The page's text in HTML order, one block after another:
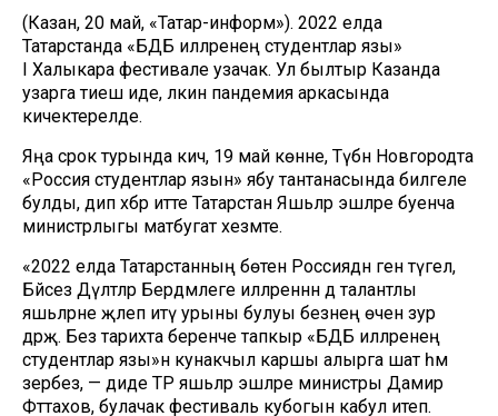
(Казан, 20 май, «Татар-информ»). 2022 елда
Татарстанда «БДБ илләренең студентлар язы»
I Халыкара фестивале узачак. Ул былтыр Казанда
узарга тиеш иде, ләкин пандемия аркасында
кичектерелде.
Яңа срок турында кичә, 19 май көнне, Түбән Новгородта
«Россия студентлар язын» ябу тантанасында билгеле
булды, дип хәбәр итте Татарстан Яшьләр эшләре буенча
министрлыгы матбугат хезмәте.
«2022 елда Татарстанның бөтен Россиядән генә түгел,
Бәйсез Дәүләтләр Бердәмлеге илләреннән дә талантлы
яшьләрне җәлеп итү урыны булуы безнең өчен зур
дәрәҗә. Без тарихта беренче тапкыр «БДБ илләренең
студентлар язы»н кунакчыл каршы алырга шат һәм
әзербез, — диде ТР яшьләр эшләре министры Дамир
Фәттахов, булачак фестиваль кубогын кабул итеп.